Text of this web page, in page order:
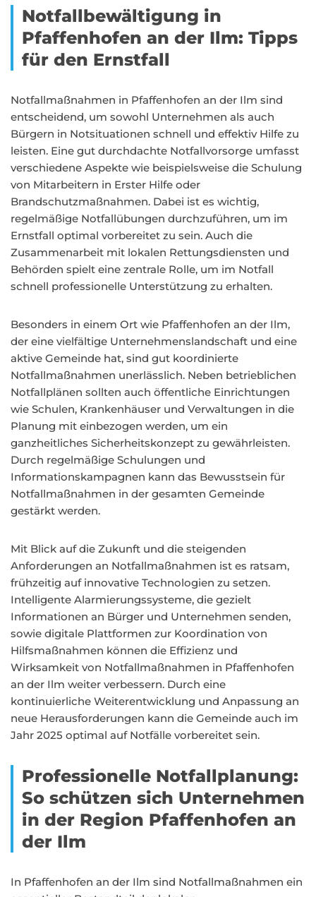
Notfallbewältigung in
Pfaffenhofen an der Ilm: Tipps
für den Ernstfall
Notfallmaßnahmen in Pfaffenhofen an der Ilm sind
entscheidend, um sowohl Unternehmen als auch
Bürgern in Notsituationen schnell und effektiv Hilfe zu
leisten. Eine gut durchdachte Notfallvorsorge umfasst
verschiedene Aspekte wie beispielsweise die Schulung
von Mitarbeitern in Erster Hilfe oder
Brandschutzmaßnahmen. Dabei ist es wichtig,
regelmäßige Notfallübungen durchzuführen, um im
Ernstfall optimal vorbereitet zu sein. Auch die
Zusammenarbeit mit lokalen Rettungsdiensten und
Behörden spielt eine zentrale Rolle, um im Notfall
schnell professionelle Unterstützung zu erhalten.
Besonders in einem Ort wie Pfaffenhofen an der Ilm,
der eine vielfältige Unternehmenslandschaft und eine
aktive Gemeinde hat, sind gut koordinierte
Notfallmaßnahmen unerlässlich. Neben betrieblichen
Notfallplänen sollten auch öffentliche Einrichtungen
wie Schulen, Krankenhäuser und Verwaltungen in die
Planung mit einbezogen werden, um ein
ganzheitliches Sicherheitskonzept zu gewährleisten.
Durch regelmäßige Schulungen und
Informationskampagnen kann das Bewusstsein für
Notfallmaßnahmen in der gesamten Gemeinde
gestärkt werden.
Mit Blick auf die Zukunft und die steigenden
Anforderungen an Notfallmaßnahmen ist es ratsam,
frühzeitig auf innovative Technologien zu setzen.
Intelligente Alarmierungssysteme, die gezielt
Informationen an Bürger und Unternehmen senden,
sowie digitale Plattformen zur Koordination von
Hilfsmaßnahmen können die Effizienz und
Wirksamkeit von Notfallmaßnahmen in Pfaffenhofen
an der Ilm weiter verbessern. Durch eine
kontinuierliche Weiterentwicklung und Anpassung an
neue Herausforderungen kann die Gemeinde auch im
Jahr 2025 optimal auf Notfälle vorbereitet sein.
Professionelle Notfallplanung:
So schützen sich Unternehmen
in der Region Pfaffenhofen an
der Ilm
In Pfaffenhofen an der Ilm sind Notfallmaßnahmen ein